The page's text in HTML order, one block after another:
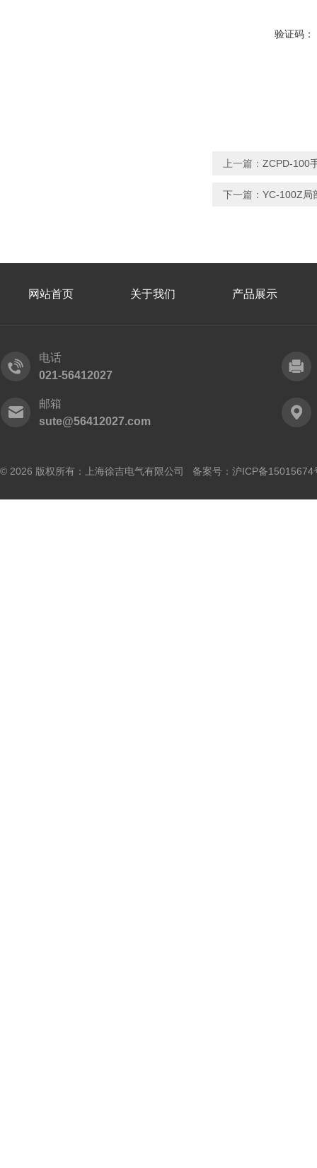
验证码：
上一篇： ZCPD-100
下一篇： YC-100Z局
网站首页 关于我们 产品展示
电话
021-56412027
邮箱
sute@56412027.com
© 2026 版权所有：上海徐吉电气有限公司 备案号： 沪ICP备15015674